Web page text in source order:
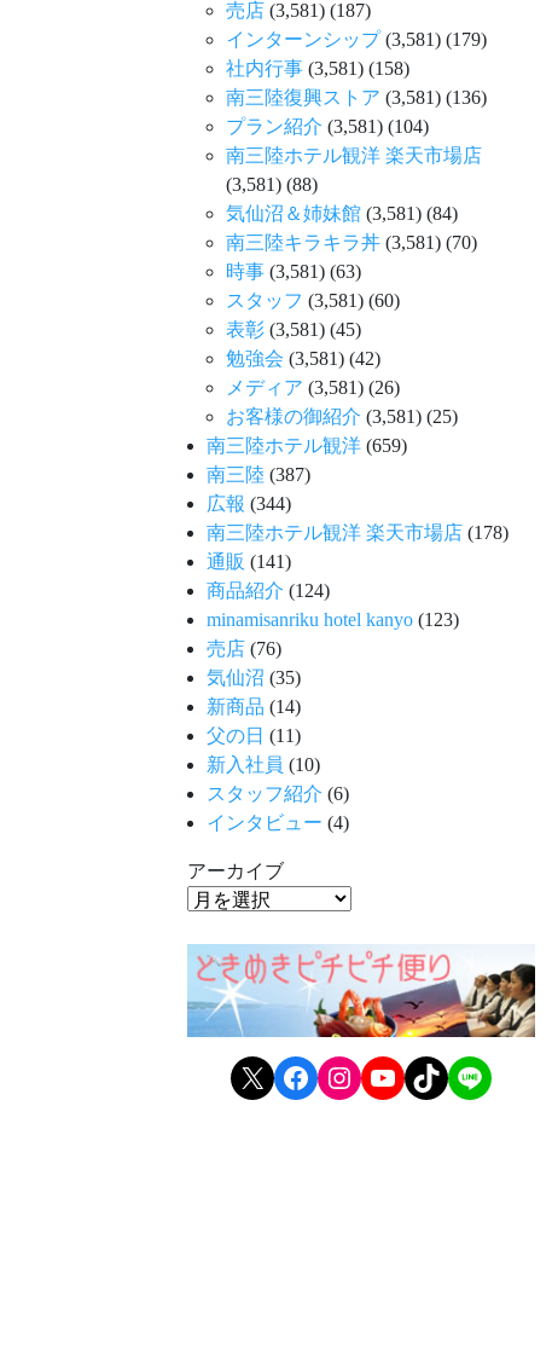
売店 (3,581) (187)
インターンシップ(3,581) (179)
社内行事 (3,581) (158)
南三陸復興ストア (3,581) (136)
プラン紹介 (3,581) (104)
南三陸ホテル観洋 楽天市場店
(3,581) (88)
気仙沼＆姉妹館 (3,581) (84)
南三陸キラキラ丼 (3,581) (70)
時事 (3,581) (63)
スタッフ (3,581) (60)
表彰 (3,581) (45)
勉強会 (3,581) (42)
メディア (3,581) (26)
お客様の御紹介 (3,581) (25)
南三陸ホテル観洋 (659)
南三陸 (387)
広報 (344)
南三陸ホテル観洋 楽天市場店 (178)
通販 (141)
商品紹介 (124)
minamisanriku hotel kanyo (123)
売店 (76)
気仙沼 (35)
新商品 (14)
父の日 (11)
新入社員 (10)
スタッフ紹介 (6)
インタビュー (4)
アーカイブ
X Facebook Instagram YouTube TikTok LINE